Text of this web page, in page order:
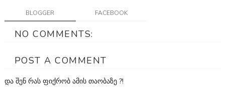
BLOGGER FACEBOOK
NO COMMENTS:
POST A COMMENT
და შენ რას ფიქრობ ამის თაობაზე ?!